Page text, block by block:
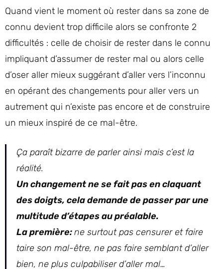
Quand vient le moment où rester dans sa zone de
connu devient trop difficile alors se confronte 2
difficultés : celle de choisir de rester dans le connu
impliquant d’assumer de rester mal ou alors celle
d’oser aller mieux suggérant d’aller vers l’inconnu
en opérant des changements pour aller vers un
autrement qui n’existe pas encore et de construire
un mieux inspiré de ce mal-être.
Ça paraît bizarre de parler ainsi mais c’est la
réalité.
Un changement ne se fait pas en claquant
des doigts, cela demande de passer par une
multitude d’étapes au préalable.
La première:ne surtout pas censurer et faire
taire son mal-être, ne pas faire semblant d’aller
bien, ne plus culpabiliser d’aller mal…